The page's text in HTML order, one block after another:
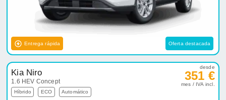
Entrega rápida Oferta destacada
Kia Niro
1.6 HEV Concept
Híbrido ECO Automático
desde
351 €
mes / IVA incl.